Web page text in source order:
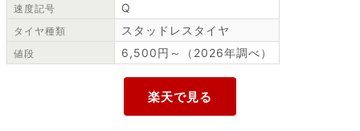
速度記号 Q
タイヤ種類 スタッドレスタイヤ
値段 6,500円～（2026年調べ）